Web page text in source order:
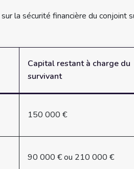
la sécurité financière du conjoint
Capital restant à charge du
survivant
150 000 €
90 000 € ou 210 000 €